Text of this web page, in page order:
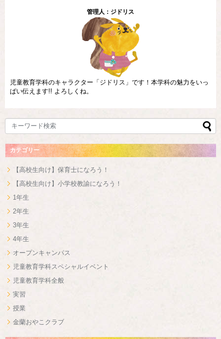
管理人：ジドリス
児童教育学科のキャラクター「ジドリス」です！本学科の魅力をいっ
ぱい伝えます!! よろしくね。
カテゴリー
【高校生向け】保育士になろう！
【高校生向け】小学校教諭になろう！
1年生
2年生
3年生
4年生
オープンキャンパス
児童教育学科スペシャルイベント
児童教育学科全般
実習
授業
金蘭おやこクラブ